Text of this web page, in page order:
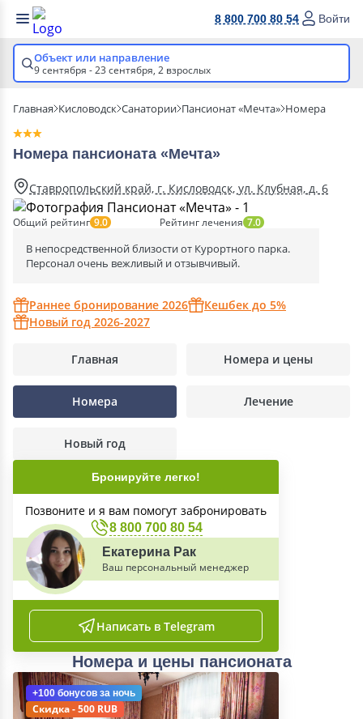
8 800 700 80 54 Войти
Объект или направление
9 сентября - 23 сентября, 2 взрослых
Главная Кисловодск Санатории Пансионат «Мечта» Номера
Номера пансионата «Мечта»
Ставропольский край, г. Кисловодск, ул. Клубная, д. 6
Рейтинг лечения 7.0
Общий рейтинг 9.0
В непосредственной близости от Курортного парка.
Персонал очень вежливый и отзывчивый.
Раннее бронирование 2026
Кешбек до 5%
Новый год 2026-2027
Главная Номера и цены
Номера Лечение
Новый год
Бронируйте легко!
Позвоните и я вам помогут забронировать
8 800 700 80 54
Екатерина Рак
Ваш персональный менеджер
Написать в Telegram
Номера и цены пансионата
+100 бонусов за ночь
Скидка - 500 RUB